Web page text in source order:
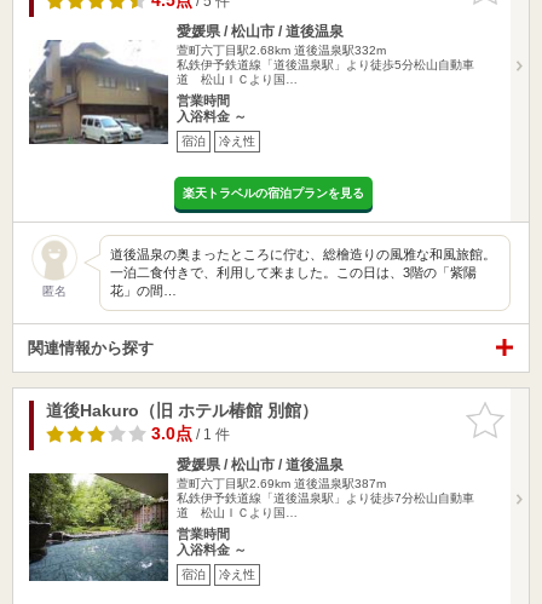
愛媛県 / 松山市 / 道後温泉
萱町六丁目駅2.68km 道後温泉駅332m
私鉄伊予鉄道線「道後温泉駅」より徒歩5分松山自動車
道 松山ＩＣより国…
営業時間
入浴料金 ～
宿泊 冷え性
楽天トラベルの宿泊プランを見る
匿名
道後温泉の奥まったところに佇む、総檜造りの風雅な和風旅館。
一泊二食付きで、利用して来ました。この日は、3階の「紫陽
花」の間…
関連情報から探す
お気に入
りに追加
道後Hakuro（旧 ホテル椿館 別館）
3.0点/ 1 件
愛媛県 / 松山市 / 道後温泉
萱町六丁目駅2.69km 道後温泉駅387m
私鉄伊予鉄道線「道後温泉駅」より徒歩7分松山自動車
道 松山ＩＣより国…
営業時間
入浴料金 ～
宿泊 冷え性